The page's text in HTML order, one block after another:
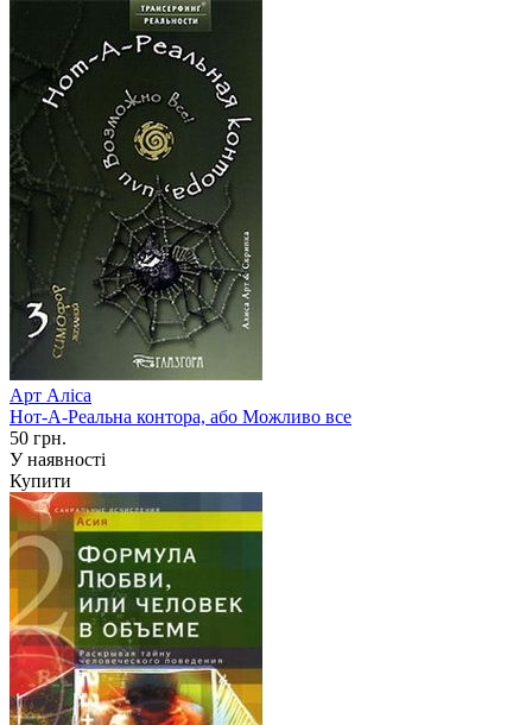
Арт Аліса
Нот-А-Реальна контора, або Можливо все
50 грн.
У наявності
Купити